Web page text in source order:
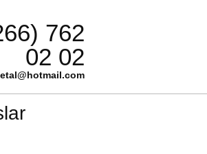
762
02 02